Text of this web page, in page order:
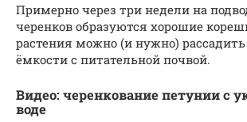
Примерно через три недели на
черенков образуются хорошие
растения можно (и нужно)
ёмкости с питательной почвой.
Видео: черенкование петунии с
воде